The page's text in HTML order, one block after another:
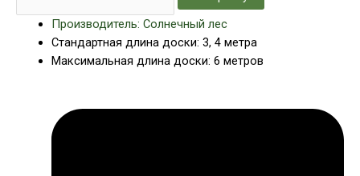
Производитель: Солнечный лес
Стандартная длина доски: 3, 4 метра
Максимальная длина доски: 6 метров